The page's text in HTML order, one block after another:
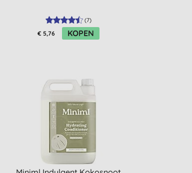
(7)
€ 5,76 KOPEN